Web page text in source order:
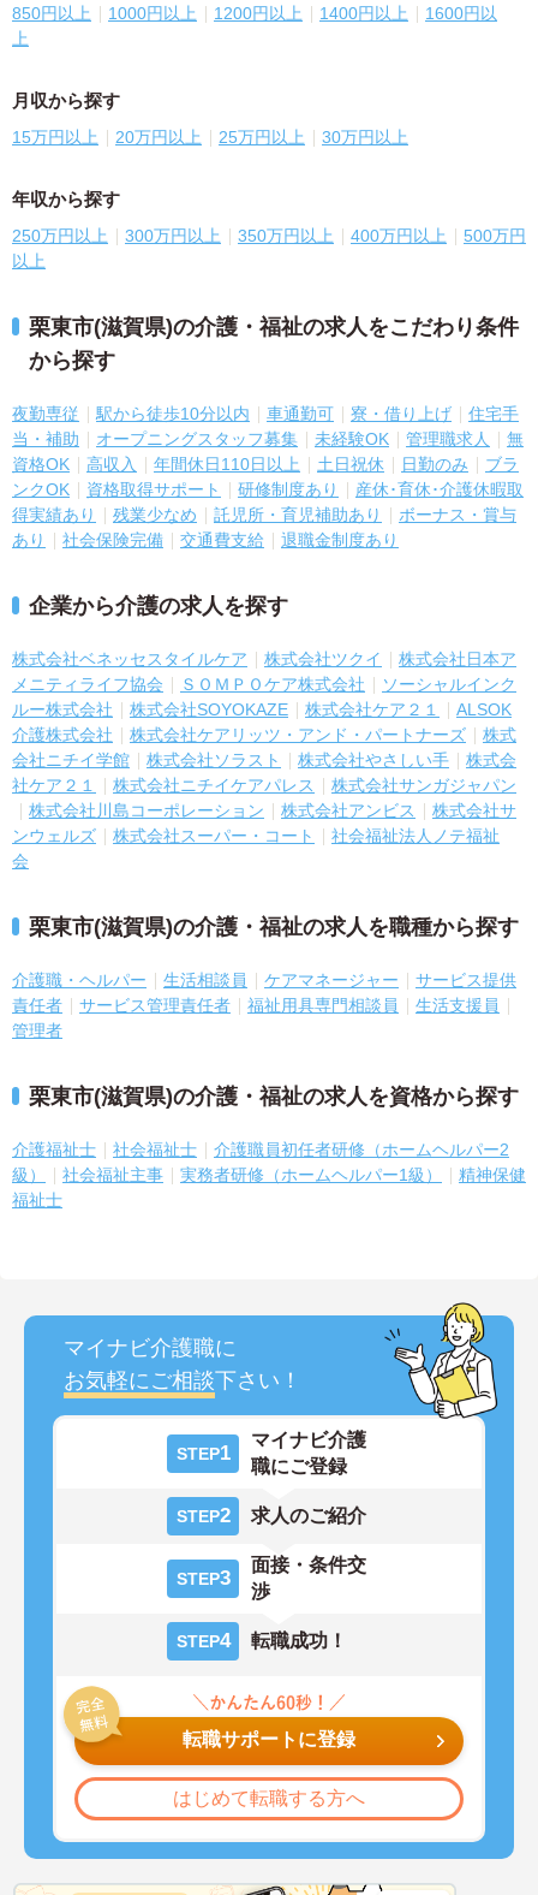
850円以上 1000円以上 1200円以上 1400円以上
1600円以
上
月収から探す
15万円以上 20万円以上 25万円以上 30万円以上
年収から探す
250万円以上 300万円以上 350万円以上 400万円以上
500万円
以上
栗東市(滋賀県)の介護・福祉の求人をこだわり条件
から探す
夜勤専従 駅から徒歩10分以内 車通勤可 寮・借り上げ
住宅手
当・補助
オープニングスタッフ募集 未経験OK 管理職求人
無
資格OK
高収入 年間休日110日以上 土日祝休 日勤のみ
ブラ
ンクOK
資格取得サポート 研修制度あり
産休･育休･介護休暇取
得実績あり
残業少なめ 託児所・育児補助あり
ボーナス・賞与
あり
社会保険完備 交通費支給 退職金制度あり
企業から介護の求人を探す
株式会社ベネッセスタイルケア 株式会社ツクイ
株式会社日本ア
メニティライフ協会
ＳＯＭＰＯケア株式会社
ソーシャルインク
ルー株式会社
株式会社SOYOKAZE 株式会社ケア２１
ALSOK
介護株式会社
株式会社ケアリッツ・アンド・パートナーズ
株式
会社ニチイ学館
株式会社ソラスト 株式会社やさしい手
株式会
社ケア２１
株式会社ニチイケアパレス
株式会社サンガジャパン
株式会社川島コーポレーション
株式会社アンビス
株式会社サ
ンウェルズ
株式会社スーパー・コート
社会福祉法人ノテ福祉
会
栗東市(滋賀県)の介護・福祉の求人を職種から探す
介護職・ヘルパー 生活相談員 ケアマネージャー
サービス提供
責任者
サービス管理責任者 福祉用具専門相談員
生活支援員
管理者
栗東市(滋賀県)の介護・福祉の求人を資格から探す
介護福祉士 社会福祉士
介護職員初任者研修（ホームヘルパー2
級）
社会福祉主事 実務者研修（ホームヘルパー1級）
精神保健
福祉士
マイナビ介護職に
お気軽にご相談下さい！
STEP1
マイナビ介護
職にご登録
STEP2 求人のご紹介
STEP3
面接・条件交
渉
STEP4 転職成功！
転職サポートに登録
はじめて転職する方へ